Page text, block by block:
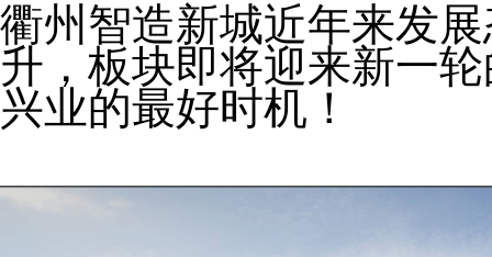
衢州智造新城近年来发
升，板块即将迎来新一
兴业的最好时机！